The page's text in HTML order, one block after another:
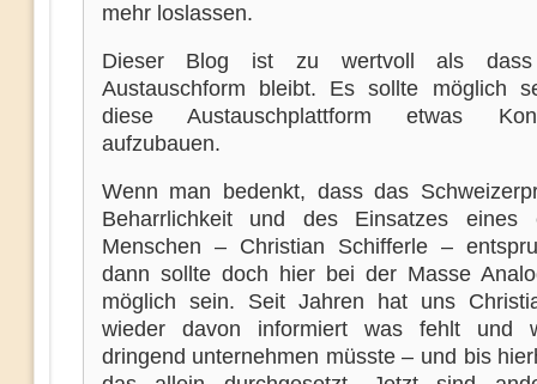
mehr loslassen.
Dieser Blog ist zu wertvoll als
Austauschform bleibt. Es sollte möglich
diese Austauschplattform etwas
aufzubauen.
Wenn man bedenkt, dass das
Beharrlichkeit und des Einsatzes eines
Menschen – Christian Schifferle –
dann sollte doch hier bei der Masse
möglich sein. Seit Jahren hat uns
wieder davon informiert was fehlt und
dringend unternehmen müsste – und bis